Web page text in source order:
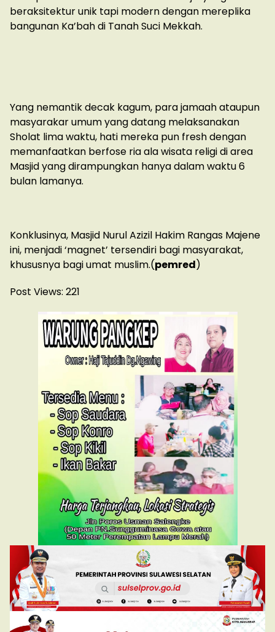
beraksitektur unik tapi modern dengan mereplika
bangunan Ka’bah di Tanah Suci Mekkah.
Yang nemantik decak kagum, para jamaah ataupun
masyarakar umum yang datang melaksanakan
Sholat lima waktu, hati mereka pun fresh dengan
memanfaatkan berfose ria ala wisata religi di area
Masjid yang dirampungkan hanya dalam waktu 6
bulan lamanya.
Konklusinya, Masjid Nurul Azizil Hakim Rangas Majene
ini, menjadi ‘magnet’ tersendiri bagi masyarakat,
khususnya bagi umat muslim.(pemred)
Post Views: 221